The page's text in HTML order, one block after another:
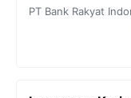
PT Bank Rakyat